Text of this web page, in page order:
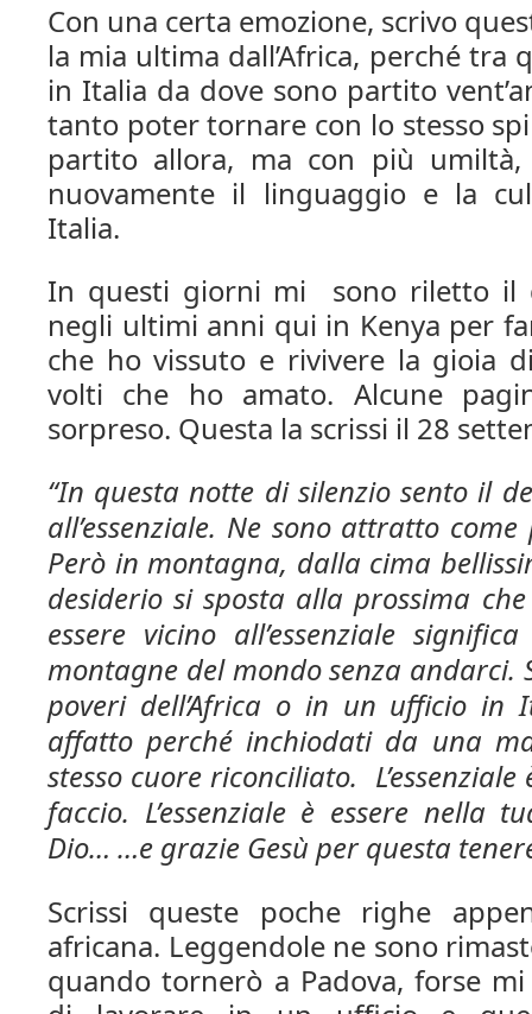
Con una certa emozione, scrivo
la mia ultima dall’Africa, perché tra
in Italia da dove sono partito
tanto poter tornare con lo stesso
partito allora, ma con più
nuovamente il linguaggio e la
Italia.
In questi giorni mi sono riletto il
negli ultimi anni qui in Kenya per
che ho vissuto e rivivere la gioia
volti che ho amato. Alcune
sorpreso. Questa la scrissi il 28
“In questa notte di silenziosento il
all’essenziale. Ne sono attratto
Però in montagna, dalla cima
desiderio si sposta alla prossima
essere vicino all’essenziale
montagne del mondo senza andarci.
poveri dell’Africa o in un ufficio
affatto perché inchiodati da una
stesso cuore riconciliato.
faccio. L’essenziale è essere nella
Dio… …e grazie Gesù per questa
Scrissi queste poche righe
africana. Leggendole ne sono
quando tornerò a Padova, forse